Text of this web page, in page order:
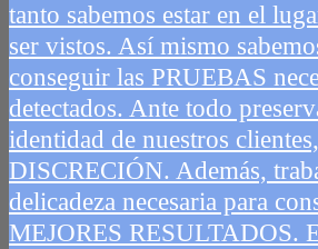
tanto sabemos estar en el
ser vistos. Así mismo
conseguir las PRUEBAS
detectados. Ante todo
identidad de nuestros
DISCRECIÓN. Además,
delicadeza necesaria para
MEJORES RESULTADOS.